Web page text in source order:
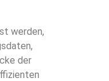
werden,
der